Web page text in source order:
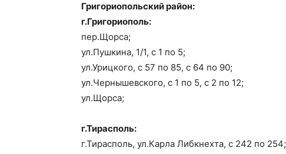
Григориопольский район:
г.Григориополь:
пер.Щорса;
ул.Пушкина, 1/1, с 1 по 5;
ул.Урицкого, с 57 по 85, с 64 по 90;
ул.Чернышевского, с 1 по 5, с 2 по 12;
ул.Щорса;
г.Тирасполь:
г.Тирасполь, ул.Карла Либкнехта, с 242 по 254;